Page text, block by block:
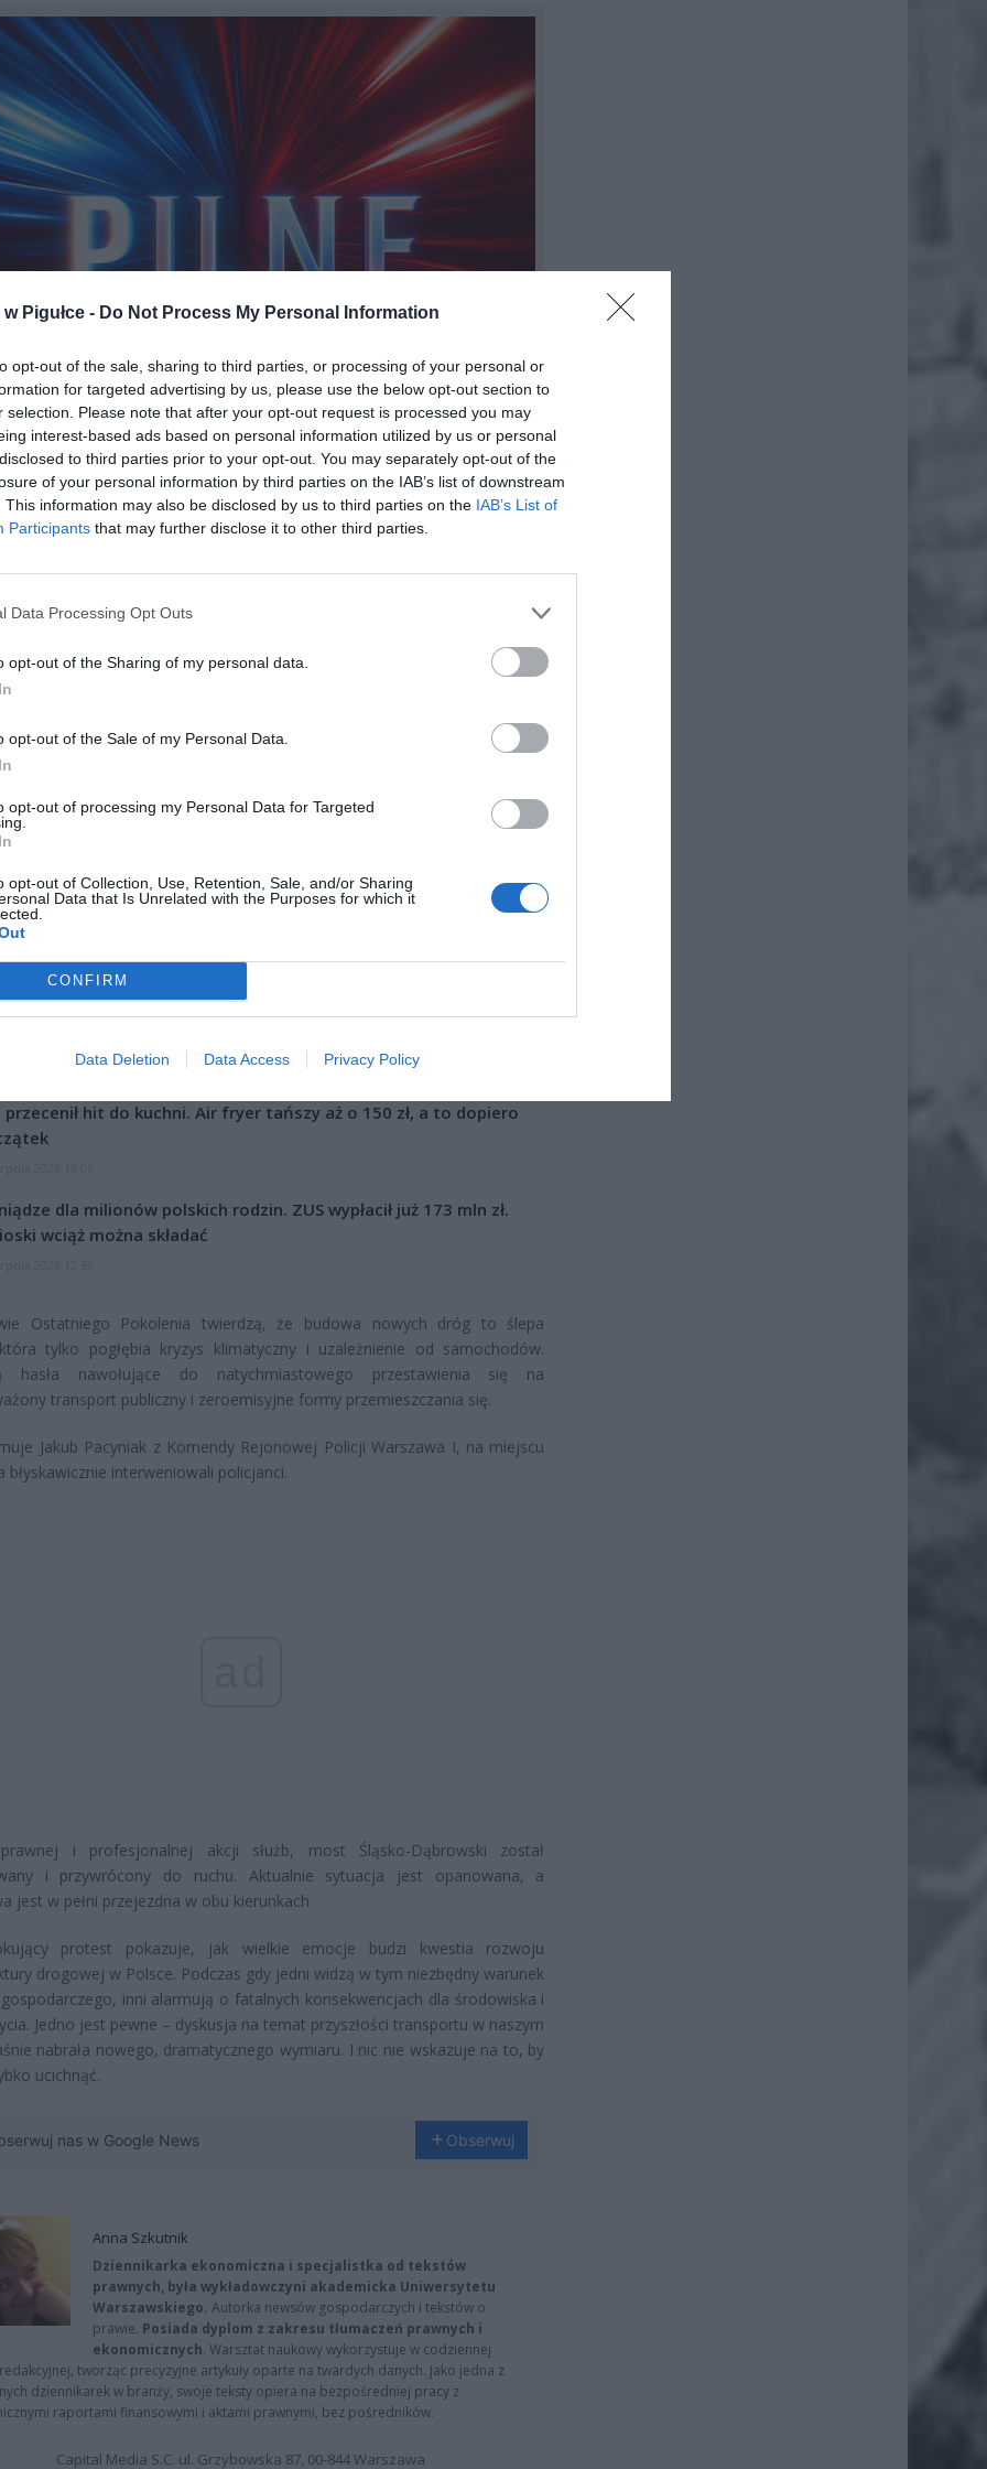
Pigułce - Do Not Process My Personal Information
opt-out of the sale, sharing to third parties, or processing of your personal or
for targeted advertising by us, please use the below opt-out section to
selection. Please note that after your opt-out request is processed you may
interest-based ads based on personal information utilized by us or personal
to third parties prior to your opt-out. You may separately opt-out of the
of your personal information by third parties on the IAB’s list of downstream
This information may also be disclosed by us to third parties on the IAB’s List of
Participants that may further disclose it to other third parties.
Data Processing Opt Outs
opt-out of the Sharing of my personal data.
opt-out of the Sale of my Personal Data.
opt-out of processing my Personal Data for Targeted
opt-out of Collection, Use, Retention, Sale, and/or Sharing
Data that Is Unrelated with the Purposes for which it
CONFIRM
Data Deletion Data Access Privacy Policy
zaprojektowany przez Warszawa w Pigułce wygenerowany w DALL·E 3
autostrad i dróg ekspresowych.
ad
przecenił hit do kuchni. Air fryer tańszy aż o 150 zł, a to dopiero
dla milionów polskich rodzin. ZUS wypłacił już 173 mln zł.
wciąż można składać
Ostatniego Pokolenia twierdzą, że budowa nowych dróg to ślepa
tylko pogłębia kryzys klimatyczny i uzależnienie od samochodów.
hasła nawołujące do natychmiastowego przestawienia się na
transport publiczny i zeroemisyjne formy przemieszczania się.
Jakub Pacyniak z Komendy Rejonowej Policji Warszawa I, na miejscu
błyskawicznie interweniowali policjanci.
i profesjonalnej akcji służb, most Śląsko-Dąbrowski został
i przywrócony do ruchu. Aktualnie sytuacja jest opanowana, a
jest w pełni przejezdna w obu kierunkach
protest pokazuje, jak wielkie emocje budzi kwestia rozwoju
drogowej w Polsce. Podczas gdy jedni widzą w tym niezbędny warunek
inni alarmują o fatalnych konsekwencjach dla środowiska i
Jedno jest pewne – dyskusja na temat przyszłości transportu w naszym
nabrała nowego, dramatycznego wymiaru. I nic nie wskazuje na to, by
ucichnąć.
nas w Google News Obserwuj
Anna Szkutnik
Dziennikarka ekonomiczna i specjalistka od tekstów
prawnych, była wykładowczyni akademicka Uniwersytetu
Warszawskiego. Autorka newsów gospodarczych i tekstów o
prawie. Posiada dyplom z zakresu tłumaczeń prawnych i
ekonomicznych. Warsztat naukowy wykorzystuje w codziennej
tworząc precyzyjne artykuły oparte na twardych danych. Jako jedna z
dziennikarek w branży, swoje teksty opiera na bezpośredniej pracy z
raportami finansowymi i aktami prawnymi, bez pośredników.
Capital Media S.C. ul. Grzybowska 87, 00-844 Warszawa